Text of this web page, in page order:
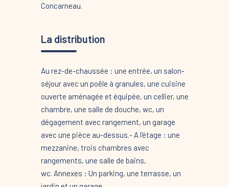
Concarneau.
La distribution
Au rez-de-chaussée : une entrée, un salon-
séjour avec un poêle à granules, une cuisine
ouverte aménagée et équipée, un cellier, une
chambre, une salle de douche, wc, un
dégagement avec rangement, un garage
avec une pièce au-dessus.- A l'étage : une
mezzanine, trois chambres avec
rangements, une salle de bains,
wc. Annexes : Un parking, une terrasse, un